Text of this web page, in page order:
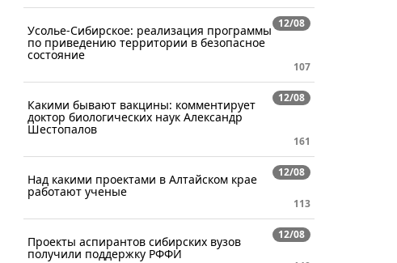
12/08
Усолье-Сибирское: реализация программы
по приведению территории в безопасное
состояние
107
12/08
Какими бывают вакцины: комментирует
доктор биологических наук Александр
Шестопалов
161
12/08
Над какими проектами в Алтайском крае
работают ученые
113
12/08
Проекты аспирантов сибирских вузов
получили поддержку РФФИ